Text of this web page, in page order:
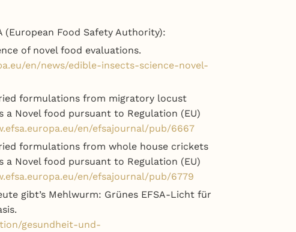
(European Food Safety Authority):
of novel food evaluations.
en/news/edible-insects-science-novel-
formulations from migratory locust
a Novel food pursuant to Regulation (EU)
en/efsajournal/pub/6667
formulations from whole house crickets
a Novel food pursuant to Regulation (EU)
en/efsajournal/pub/6779
gibt’s Mehlwurm: Grünes EFSA-Licht für
gesundheit-und-